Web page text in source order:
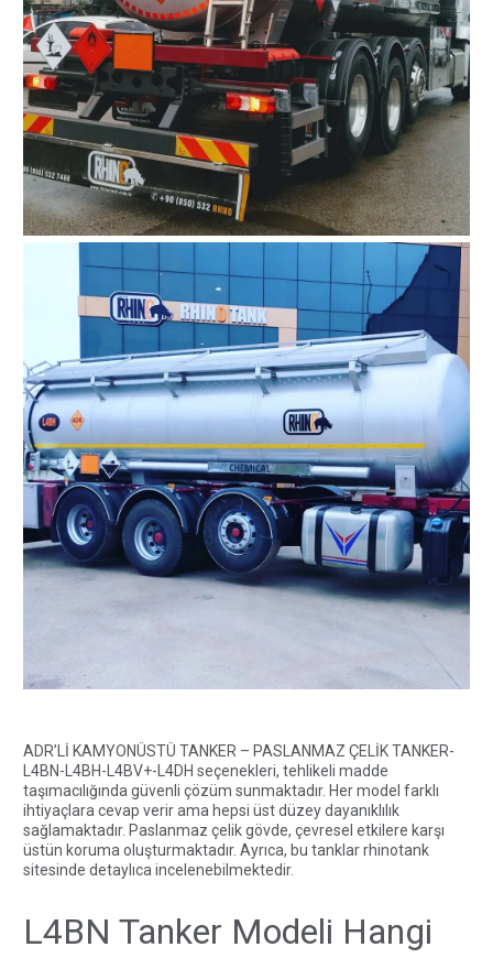
ADR’Lİ KAMYONÜSTÜ TANKER – PASLANMAZ ÇELİK TANKER-
L4BN-L4BH-L4BV+-L4DH seçenekleri, tehlikeli madde
taşımacılığında güvenli çözüm sunmaktadır. Her model farklı
ihtiyaçlara cevap verir ama hepsi üst düzey dayanıklılık
sağlamaktadır. Paslanmaz çelik gövde, çevresel etkilere karşı
üstün koruma oluşturmaktadır. Ayrıca, bu tanklarrhinotank
sitesinde detaylıca incelenebilmektedir.
L4BN Tanker Modeli Hangi